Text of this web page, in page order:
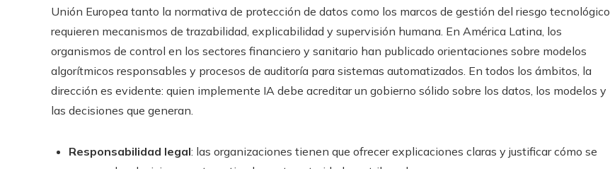
Unión Europea tanto la normativa de protección de datos como los marcos de gestión del riesgo tecnológico
requieren mecanismos de trazabilidad, explicabilidad y supervisión humana. En América Latina, los
organismos de control en los sectores financiero y sanitario han publicado orientaciones sobre modelos
algorítmicos responsables y procesos de auditoría para sistemas automatizados. En todos los ámbitos, la
dirección es evidente: quien implemente IA debe acreditar un gobierno sólido sobre los datos, los modelos y
las decisiones que generan.
Responsabilidad legal: las organizaciones tienen que ofrecer explicaciones claras y justificar cómo se